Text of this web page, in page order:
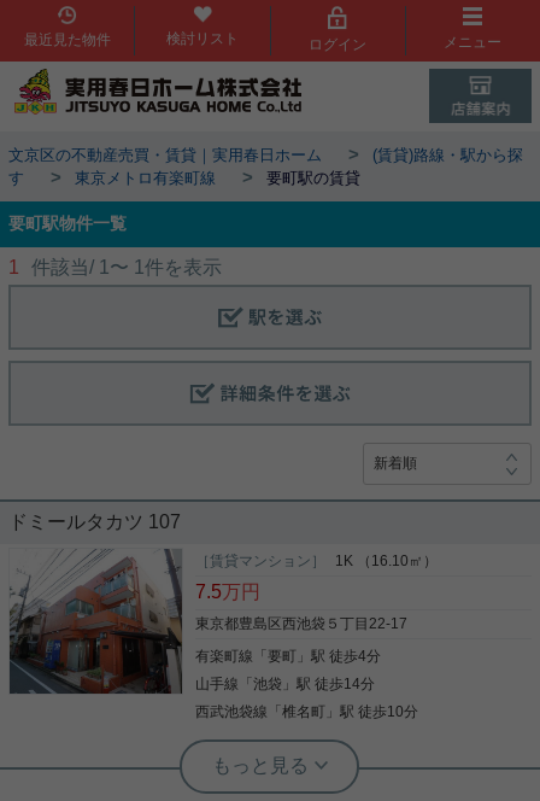
最近見た物件 検討リスト ログイン メニュー
文京区の不動産売買・賃貸｜実用春日ホーム >
(賃貸)路線・駅から探
す
> 東京メトロ有楽町線 > 要町駅の賃貸
要町駅物件一覧
1 件該当/ 1 〜 1 件を表示
ドミールタカツ 107
［賃貸マンション］ 1K （16.10㎡）
7.5万円
東京都豊島区西池袋５丁目22-17
有楽町線 「要町 」駅 徒歩4分
山手線 「池袋 」駅 徒歩14分
西武池袋線 「椎名町 」駅 徒歩10分
実用春日ホーム 茗荷谷駅前センター 齊藤敏孝
3駅以上利用可 2沿線利用可 フローリン